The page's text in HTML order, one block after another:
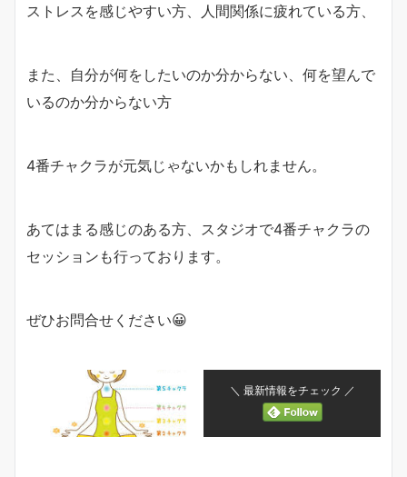
ストレスを感じやすい方、人間関係に疲れている方、
また、自分が何をしたいのか分からない、何を望んで
いるのか分からない方
4番チャクラが元気じゃないかもしれません。
あてはまる感じのある方、スタジオで4番チャクラの
セッションも行っております。
ぜひお問合せください😀
＼ 最新情報をチェック ／